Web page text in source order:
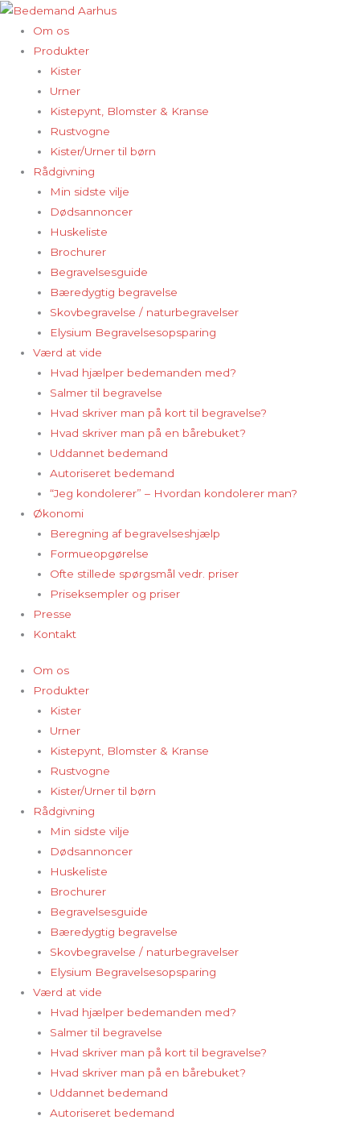
Gå
indholdet
Om os
Produkter
Kister
Urner
Kistepynt, Blomster & Kranse
Rustvogne
Kister/Urner til børn
Rådgivning
Min sidste vilje
Dødsannoncer
Huskeliste
Brochurer
Begravelsesguide
Bæredygtig begravelse
Skovbegravelse / naturbegravelser
Elysium Begravelsesopsparing
Værd at vide
Hvad hjælper bedemanden med?
Salmer til begravelse
Hvad skriver man på kort til begravelse?
Hvad skriver man på en bårebuket?
Uddannet bedemand
Autoriseret bedemand
“Jeg kondolerer” – Hvordan kondolerer man?
Økonomi
Beregning af begravelseshjælp
Formueopgørelse
Ofte stillede spørgsmål vedr. priser
Priseksempler og priser
Presse
Kontakt
Om os
Produkter
Kister
Urner
Kistepynt, Blomster & Kranse
Rustvogne
Kister/Urner til børn
Rådgivning
Min sidste vilje
Dødsannoncer
Huskeliste
Brochurer
Begravelsesguide
Bæredygtig begravelse
Skovbegravelse / naturbegravelser
Elysium Begravelsesopsparing
Værd at vide
Hvad hjælper bedemanden med?
Salmer til begravelse
Hvad skriver man på kort til begravelse?
Hvad skriver man på en bårebuket?
Uddannet bedemand
Autoriseret bedemand